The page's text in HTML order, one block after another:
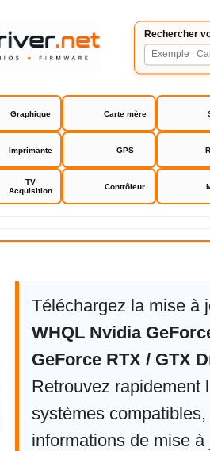
Rechercher
Graphique Carte mère
Imprimante GPS
TV
Acquisition
Contrôleur
NVIDIA GeForce RTX / GTX
Téléchargez la mise à
WHQL Nvidia
GeForce RTX / GTX
Retrouvez rapidement
systèmes compatibles,
informations de mise à